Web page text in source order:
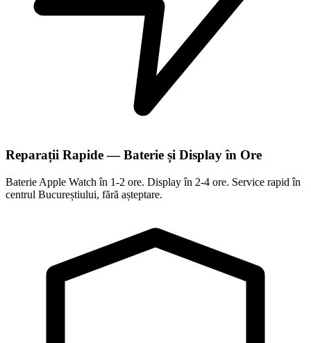
Reparații Rapide — Baterie și Display în Ore
Baterie Apple Watch în 1-2 ore. Display în 2-4 ore. Service rapid în
centrul Bucureștiului, fără așteptare.